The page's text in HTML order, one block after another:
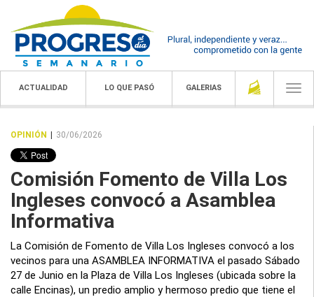
ACTUALIDAD LO QUE PASÓ GALERIAS
OPINIÓN | 30/06/2026
Comisión Fomento de Villa Los
Ingleses convocó a Asamblea
Informativa
La Comisión de Fomento de Villa Los Ingleses convocó a los
vecinos para una ASAMBLEA INFORMATIVA el pasado Sábado
27 de Junio en la Plaza de Villa Los Ingleses (ubicada sobre la
calle Encinas), un predio amplio y hermoso predio que tiene el